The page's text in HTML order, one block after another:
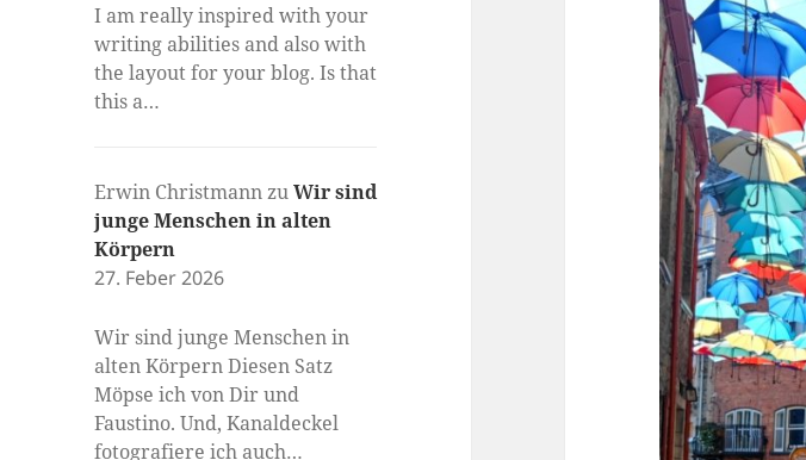
I am really inspired with your
writing abilities and also with
the layout for your blog. Is that
this a…
Erwin ChristmannzuWir sind
junge Menschen in alten
Körpern
27. Feber 2026
Wir sind junge Menschen in
alten Körpern Diesen Satz
Möpse ich von Dir und
Faustino. Und, Kanaldeckel
fotografiere ich auch…